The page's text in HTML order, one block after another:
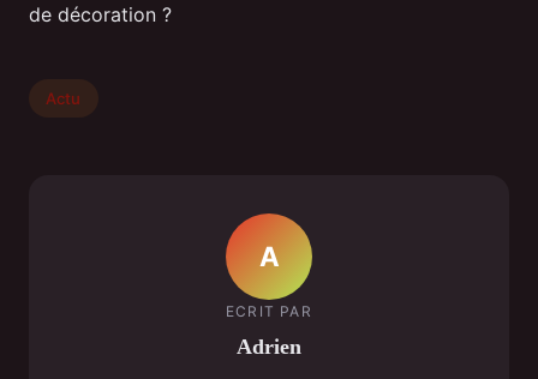
de décoration ?
Actu
A
ECRIT PAR
Adrien